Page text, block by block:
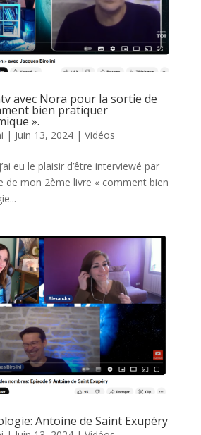
avec Nora pour la sortie de
bien pratiquer
».
| Juin 13, 2024| Vidéos
eu le plaisir d’être interviewé par
de mon 2ème livre « comment bien
Antoine de Saint Exupéry